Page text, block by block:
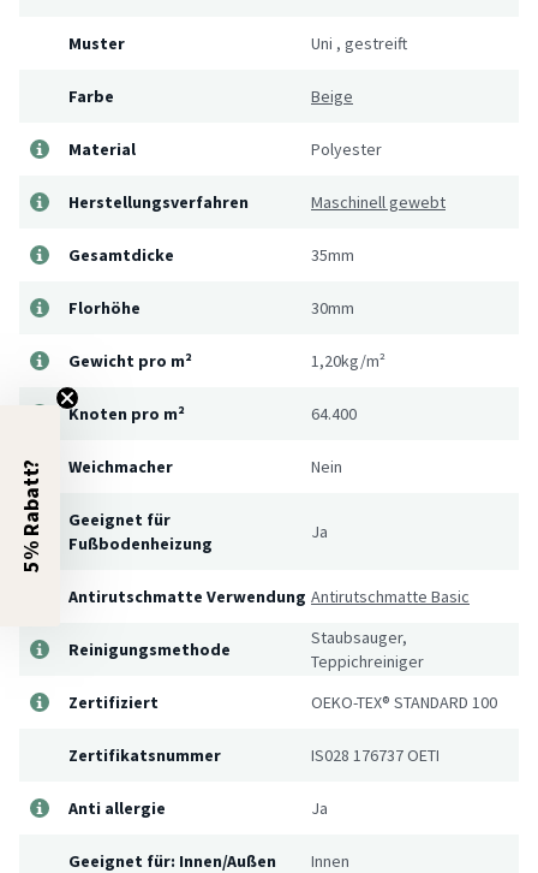
Muster Uni , gestreift
Farbe Beige
Material Polyester
Herstellungsverfahren Maschinell gewebt
Gesamtdicke 35mm
Florhöhe 30mm
Gewicht pro m² 1,20kg/m²
Knoten pro m² 64.400
Weichmacher Nein
Geeignet für
Fußbodenheizung
Ja
Antirutschmatte Verwendung Antirutschmatte Basic
Reinigungsmethode
Staubsauger,
Teppichreiniger
Zertifiziert
OEKO-TEX® STANDARD 100
Zertifikatsnummer IS028 176737 OETI
Anti allergie Ja
Geeignet für: Innen/Außen Innen
5% Rabatt?